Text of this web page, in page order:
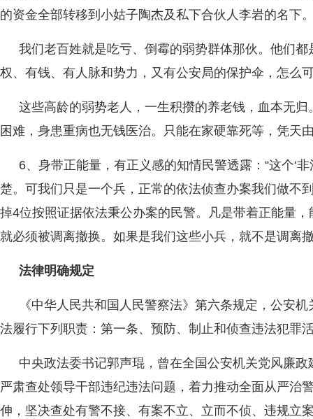
的资金全部转移到小姑子陶杰及私下合伙人李岩的名下
我们老百姓就是吃亏、倒霉的弱势群体那伙。他们
权、有钱、有人脉和势力，又有公安局的保护伞，怎么
这些高龄的弱势老人，一生积攒的养老钱，血本无
困难，身患重病也无钱医治。只能在家硬靠死等，凭天
6、身带正能量，有正义感的知情民警透露：“这个‘
楚。可我们只是一个兵，正常的依法侦查办案我们做不
掉4位按照证据依法秉公办案的民警。凡是带着正能量
就必须被调离撤换。如果是我们这些小兵，就不是调离
法律明确规定
《中华人民共和国人民警察法》第六条规定，公安
法履行下列职责：第一条、预防、制止和侦查违法犯罪
中央政法委书记郭声琨，曾在全国公安机关党风廉
严肃查处领导干部违纪违法问题，着力推动全面从严治
伸，坚决查处有警不接、有案不立、立而不侦、违规立